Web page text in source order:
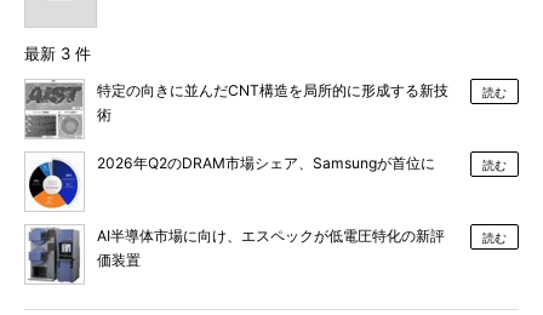
最新 3 件
特定の向きに並んだCNT構造を局所的に形成する新技
術
読む
2026年Q2のDRAM市場シェア、Samsungが首位に 読む
AI半導体市場に向け、エスペックが低電圧特化の新評
価装置
読む